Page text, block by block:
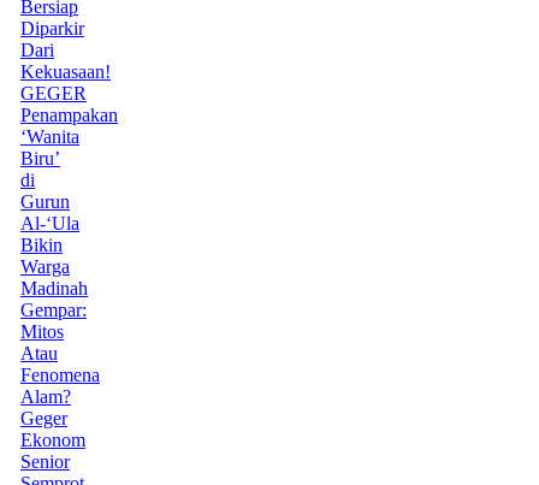
Bersiap
Diparkir
Dari
Kekuasaan!
GEGER
Penampakan
‘Wanita
Biru’
di
Gurun
Al-‘Ula
Bikin
Warga
Madinah
Gempar:
Mitos
Atau
Fenomena
Alam?
Geger
Ekonom
Senior